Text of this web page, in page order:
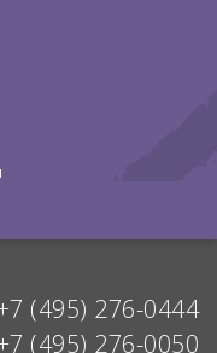
(495) 276-0444
(495) 276-0050